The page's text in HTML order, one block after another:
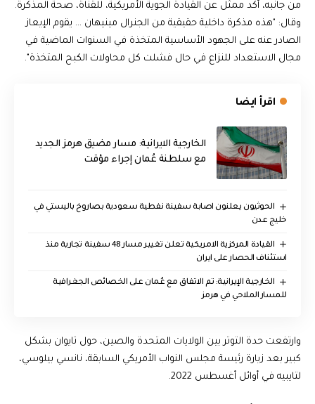
من جانبه، أكد ممثل عن القيادة الجوية الأمريكية، للقناة، صحة المذكرة.
وقال: "هذه مذكرة داخلية حقيقية من الجنرال مينيهان … يقوم الإيعاز
الصادر عنه على الجهود الأساسية المتخذة في السنوات الماضية في
مجال الاستعداد للنزاع في حال فشلت كل محاولات الكبح المتخذة".
اقرأ ايضا
الخارجية الايرانية: مسار مضيق هرمز الجديد
مع سلطنة عُمان إجراء مؤقت
الحوثيون يعلنون اصابة سفينة نفطية سعودية بصاروخ باليستي في
خليج عدن
القيادة المركزية الامريكية تعلن تغيير مسار 48 سفينة تجارية منذ
استئناف الحصار على ايران
‏الخارجية الإيرانية: تم الاتفاق مع عُمان على الخصائص الجغرافية
للمسار الملاحي في هرمز
وارتفعت حدة التوتر بين الولايات المتحدة والصين، حول تايوان بشكل
كبير بعد زيارة رئيسة مجلس النواب الأمريكي السابقة، نانسي بيلوسي،
لتايبيه في أوائل أغسطس 2022.